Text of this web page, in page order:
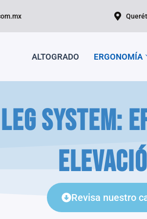
ALTOGRADO ERGONOMÍA
System:
Revisa nuestro